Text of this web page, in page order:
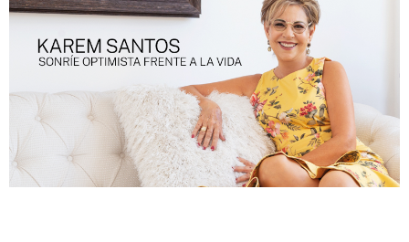
ADRIANA HOYOS DESIGN STUDIO – Especial Interiorismo & Decoración 2026